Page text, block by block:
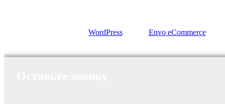
WordPress Envo eCommerce